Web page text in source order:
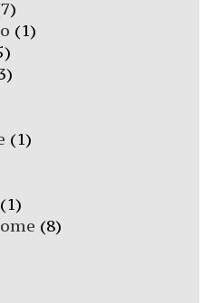
(1)
(1)
(1)
(8)